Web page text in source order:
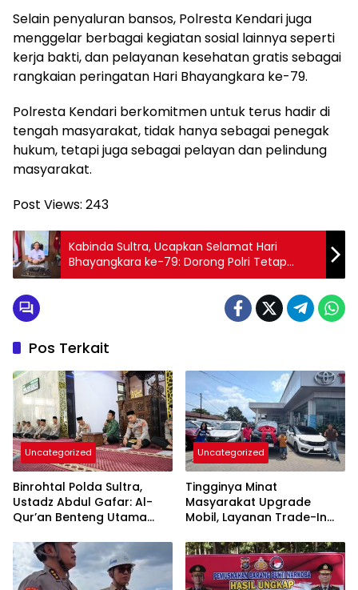
Selain penyaluran bansos, Polresta Kendari juga
menggelar berbagai kegiatan sosial lainnya seperti
kerja bakti, dan pelayanan kesehatan gratis sebagai
rangkaian peringatan Hari Bhayangkara ke-79.
Polresta Kendari berkomitmen untuk terus hadir di
tengah masyarakat, tidak hanya sebagai penegak
hukum, tetapi juga sebagai pelayan dan pelindung
masyarakat.
Post Views: 243
Kabinda Sultra, Ucapkan Selamat Hari
Bhayangkara ke-79: Dorong Polri Tetap
Humanis dan Profesional
Pos Terkait
Uncategorized
Binrohtal Polda Sultra,
Ustadz Abdul Gafar: Al-
Qur’an Benteng Utama
Penyimpangan Sosial
Uncategorized
Tingginya Minat
Masyarakat Upgrade
Mobil, Layanan Trade-In
Permintaan